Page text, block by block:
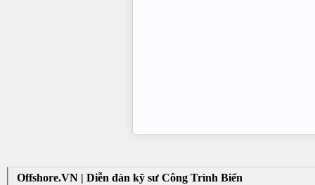
Offshore.VN | Diễn đàn kỹ sư Công Trình Biển